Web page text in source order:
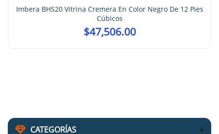
CATEGORÍAS
Vitrina Cremera En Color Negro De 12 Pies
47,506.00